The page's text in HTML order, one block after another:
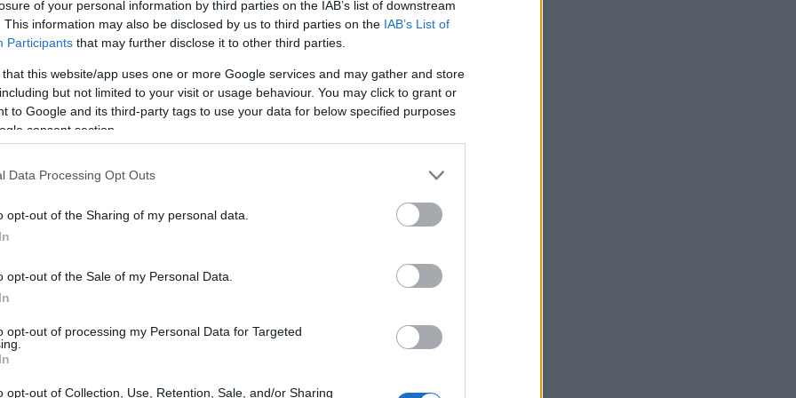
of your personal information by third parties on the IAB’s list of downstream
This information may also be disclosed by us to third parties on the IAB’s List of
Participants that may further disclose it to other third parties.
that this website/app uses one or more Google services and may gather and store
but not limited to your visit or usage behaviour. You may click to grant or
to Google and its third-party tags to use your data for below specified purposes
consent section.
Data Processing Opt Outs
opt-out of the Sharing of my personal data.
opt-out of the Sale of my Personal Data.
opt-out of processing my Personal Data for Targeted
opt-out of Collection, Use, Retention, Sale, and/or Sharing
της Ευρώπης το 2025 – Οι
τα canadair και η ευρωπαϊκή συνδρομή
στιγμής στην Ελλάδα έχουν καεί
στην αξιοποίηση των κονδυλίων του
ανθρώπινου δυναμικού και στην
για την πυροπροστασία των
ενώ σύμφωνα με την ηγεσία του
Προστασίας φέτος είναι η
κίνδυνος ανανέωσης μιας μεγάλης
υποχώρησε η αποψίλωση του
τροπικού δάσους του Αμαζονίου
trading κατά πρώην στελέχους του
τον Τραμπ
Τραμπ: «Εθνική ντροπή» η δικαστική
απόφαση που μπλοκάρει την
09:08 Γερμανία: «Στημένη προβοκάτσια» το
Μαύρη Θάλασσα: Η εμπορική ναυτιλία